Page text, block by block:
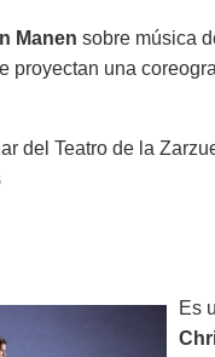
Manen sobre música
proyectan una
del Teatro de la
Es